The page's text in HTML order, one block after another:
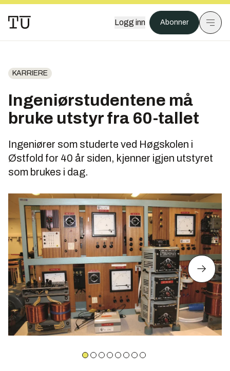
Logg inn Abonner
KARRIERE
Ingeniørstudentene må
bruke utstyr fra 60-tallet
Ingeniører som studerte ved Høgskolen i
Østfold for 40 år siden, kjenner­ igjen utstyret
som brukes i dag.